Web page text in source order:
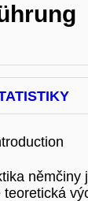
němčiny